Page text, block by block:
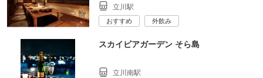
立川駅
おすすめ 外飲み
スカイビアガーデン そら島
立川南駅